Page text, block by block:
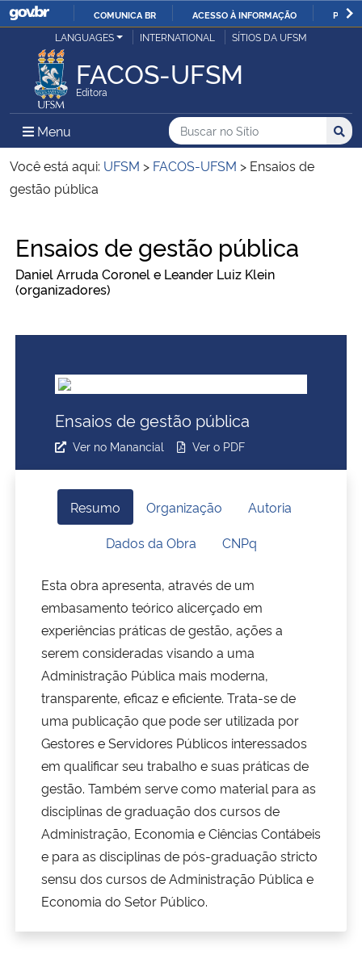
IR
O
COMUNICA BR ACESSO À INFORMAÇÃO
Ministério da Justiça e Segurança Pública
Ministério da Defesa
Ministério das Relações Exteriores
Ministério da Infraestrutura
Ministério da Agricultura, Pecuária e Abastecimento
Ministério da Educação
Ministério da Cidadania
Ministério da Saúde
Ministério da Ciência, Tecnologia, Inovações e Comunicações
Ministério do Meio Ambiente
Ministério do Turismo
Ministério do Desenvolvimento Regional
Controladoria-Geral da União
Ministério da Mulher, da Família e dos Direitos Humanos
Gabinete de Segurança Institucional
Advocacia-Geral da União
Banco Central do Brasil
LANGUAGES INTERNATIONAL SÍTIOS DA UFSM
FACOS-UFSM
Editora
Menu Menu Principal do Sítio
Busca
Buscar no no Sítio
Busca:
Você está aqui: UFSM > FACOS-UFSM > Ensaios de
gestão pública
Ensaios de gestão pública
Daniel Arruda Coronel e Leander Luiz Klein
(organizadores)
Ensaios de gestão pública
Ver no Manancial Ver o PDF
Resumo Organização
Autoria
Dados da Obra
CNPq
Esta obra apresenta, através de um
embasamento teórico alicerçado em
experiências práticas de gestão, ações a
serem consideradas visando a uma
Administração Pública mais moderna,
transparente, eficaz e eficiente. Trata-se de
uma publicação que pode ser utilizada por
Gestores e Servidores Públicos interessados
em qualificar seu trabalho e suas práticas de
gestão. Também serve como material para as
disciplinas de graduação dos cursos de
Administração, Economia e Ciências Contábeis
e para as disciplinas de pós-graduação stricto
sensu dos cursos de Administração Pública e
Economia do Setor Público.